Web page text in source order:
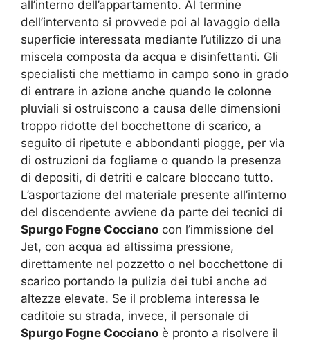
all’interno dell’appartamento. Al termine
dell’intervento si provvede poi al lavaggio della
superficie interessata mediante l’utilizzo di una
miscela composta da acqua e disinfettanti. Gli
specialisti che mettiamo in campo sono in grado
di entrare in azione anche quando le colonne
pluviali si ostruiscono a causa delle dimensioni
troppo ridotte del bocchettone di scarico, a
seguito di ripetute e abbondanti piogge, per via
di ostruzioni da fogliame o quando la presenza
di depositi, di detriti e calcare bloccano tutto.
L’asportazione del materiale presente all’interno
del discendente avviene da parte dei tecnici di
Spurgo Fogne Cocciano con l’immissione del
Jet, con acqua ad altissima pressione,
direttamente nel pozzetto o nel bocchettone di
scarico portando la pulizia dei tubi anche ad
altezze elevate. Se il problema interessa le
caditoie su strada, invece, il personale di
Spurgo Fogne Cocciano è pronto a risolvere il